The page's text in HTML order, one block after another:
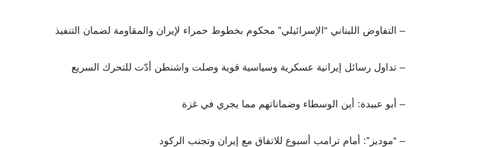
– التفاوض اللبناني “الإسرائيلي” محكوم بخطوط حمراء لإيران والمقاومة لضمان التنفيذ
– تداول رسائل إيرانية عسكرية وسياسية قوية وصلت واشنطن أدّت للتحرك السريع
– أبو عبيدة: أين الوسطاء وضماناتهم مما يجري في غزة
– “موديز”: أمام ترامب أسبوع للاتفاق مع إيران وتجنب الركود